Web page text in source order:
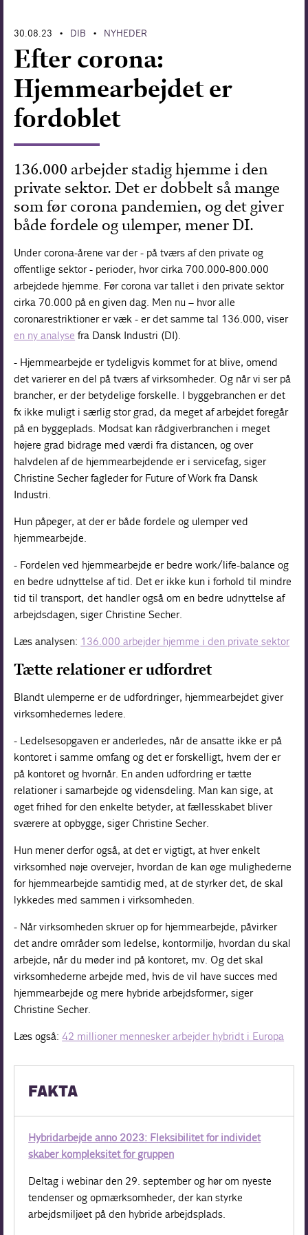
30.08.23 • DIB • NYHEDER
Efter corona:
Hjemmearbejdet er
fordoblet
136.000 arbejder stadig hjemme i den
private sektor. Det er dobbelt så mange
som før corona pandemien, og det giver
både fordele og ulemper, mener DI.
Under corona-årene var der - på tværs af den private og
offentlige sektor - perioder, hvor cirka 700.000-800.000
arbejdede hjemme. Før corona var tallet i den private sektor
cirka 70.000 på en given dag. Men nu – hvor alle
coronarestriktioner er væk - er det samme tal 136.000, viser
en ny analyse fra Dansk Industri (DI).
- Hjemmearbejde er tydeligvis kommet for at blive, omend
det varierer en del på tværs af virksomheder. Og når vi ser på
brancher, er der betydelige forskelle. I byggebranchen er det
fx ikke muligt i særlig stor grad, da meget af arbejdet foregår
på en byggeplads. Modsat kan rådgiverbranchen i meget
højere grad bidrage med værdi fra distancen, og over
halvdelen af de hjemmearbejdende er i servicefag, siger
Christine Secher fagleder for Future of Work fra Dansk
Industri.
Hun påpeger, at der er både fordele og ulemper ved
hjemmearbejde.
- Fordelen ved hjemmearbejde er bedre work/life-balance og
en bedre udnyttelse af tid. Det er ikke kun i forhold til mindre
tid til transport, det handler også om en bedre udnyttelse af
arbejdsdagen, siger Christine Secher.
Læs analysen: 136.000 arbejder hjemme i den private sektor
Tætte relationer er udfordret
Blandt ulemperne er de udfordringer, hjemmearbejdet giver
virksomhedernes ledere.
- Ledelsesopgaven er anderledes, når de ansatte ikke er på
kontoret i samme omfang og det er forskelligt, hvem der er
på kontoret og hvornår. En anden udfordring er tætte
relationer i samarbejde og vidensdeling. Man kan sige, at
øget frihed for den enkelte betyder, at fællesskabet bliver
sværere at opbygge, siger Christine Secher.
Hun mener derfor også, at det er vigtigt, at hver enkelt
virksomhed nøje overvejer, hvordan de kan øge mulighederne
for hjemmearbejde samtidig med, at de styrker det, de skal
lykkedes med sammen i virksomheden.
- Når virksomheden skruer op for hjemmearbejde, påvirker
det andre områder som ledelse, kontormiljø, hvordan du skal
arbejde, når du møder ind på kontoret, mv. Og det skal
virksomhederne arbejde med, hvis de vil have succes med
hjemmearbejde og mere hybride arbejdsformer, siger
Christine Secher.
Læs også:42 millioner mennesker arbejder hybridt i Europa
FAKTA
Hybridarbejde anno 2023: Fleksibilitet for individet
skaber kompleksitet for gruppen
Deltag i webinar den 29. september og hør om nyeste
tendenser og opmærksomheder, der kan styrke
arbejdsmiljøet på den hybride arbejdsplads.